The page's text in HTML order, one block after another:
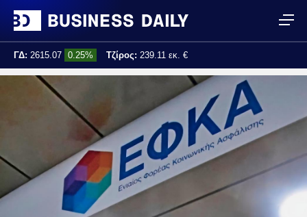
ΓΔ: 2615.07 0.25% Τζίρος: 239.11 εκ. €
Τελ. ενημέρωση: